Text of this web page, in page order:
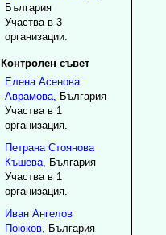
България
Участва в 3
организации.
Контролен съвет
Елена Асенова
Аврамова, България
Участва в 1
организация.
Петрана Стоянова
Къшева, България
Участва в 1
организация.
Иван Ангелов
Поюков, България